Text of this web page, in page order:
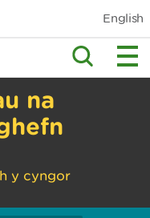
English
na
y cyngor